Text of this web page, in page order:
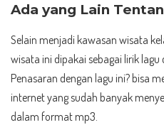
Ada yang Lain
Selain menjadi kawasan wisata
wisata ini dipakai sebagai lirik
Penasaran dengan lagu ini? bisa
internet yang sudah banyak
dalam format mp3.